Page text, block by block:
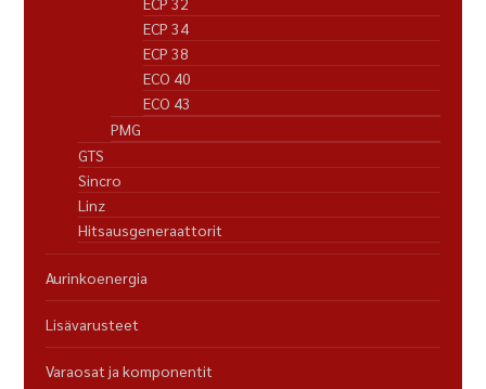
ECP 34
ECP 38
ECO 40
ECO 43
PMG
GTS
Sincro
Linz
Hitsausgeneraattorit
Aurinkoenergia
Lisävarusteet
Varaosat ja komponentit